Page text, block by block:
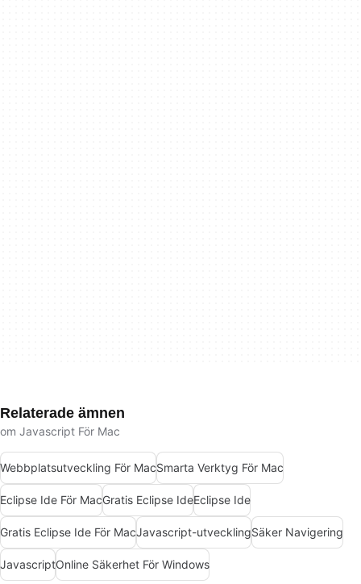
Relaterade ämnen
om Javascript För Mac
Webbplatsutveckling För MacSmarta Verktyg För Mac
Eclipse Ide För MacGratis Eclipse IdeEclipse Ide
Gratis Eclipse Ide För MacJavascript-utvecklingSäker Navigering
JavascriptOnline Säkerhet För Windows